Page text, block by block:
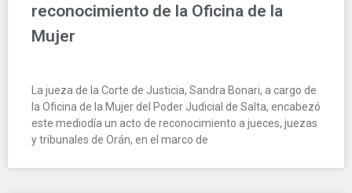
reconocimiento de la Oficina de la
Mujer
La jueza de la Corte de Justicia, Sandra Bonari, a cargo de
la Oficina de la Mujer del Poder Judicial de Salta, encabezó
este mediodía un acto de reconocimiento a jueces, juezas
y tribunales de Orán, en el marco de